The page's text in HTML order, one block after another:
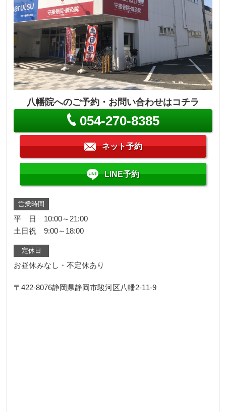
八幡院へのご予約・お問い合わせはコチラ
054-270-8385
ネット予約
LINE予約
営業時間
平 日 10:00～21:00
土日祝 9:00～18:00
定休日
お昼休みなし・不定休あり
〒422-8076静岡県静岡市駿河区八幡2-11-9